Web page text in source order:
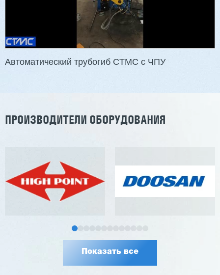
Автоматический трубогиб CTMC с ЧПУ
ПРОИЗВОДИТЕЛИ ОБОРУДОВАНИЯ
Показать все